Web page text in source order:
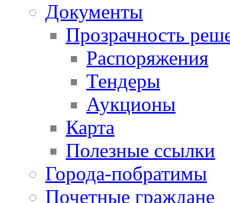
Документы
Прозрачность
Распоряжения
Тендеры
Аукционы
Карта
Полезные ссылки
Города-побратимы
Почетные граждане